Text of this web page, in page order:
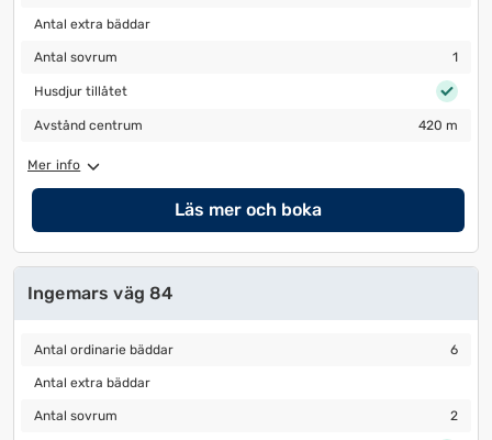
Antal extra bäddar
Antal extra bäddar
Antal sovrum
Antal sovrum 1
Husdjur tillåtet
Husdjur tillåtet
Avstånd centrum
Avstånd centrum 420 m
Mer info
Läs mer och boka
Ingemars väg 84
Antal ordinarie bäddar
Antal ordinarie bäddar 6
Antal extra bäddar
Antal extra bäddar
Antal sovrum
Antal sovrum 2